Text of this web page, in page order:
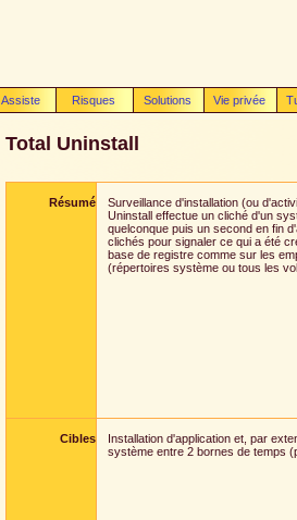
Assiste Risques Solutions Vie privée
Total Uninstall
Résumé
Surveillance d'installation (ou
Uninstall effectue un cliché d'un
quelconque puis un second en fin
clichés pour signaler ce qui a été
base de registre comme sur les
(répertoires système ou tous les
Cibles
Installation d'application et, par
système entre 2 bornes de temps